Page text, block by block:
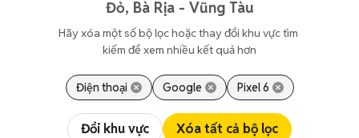
Đỏ, Bà Rịa - Vũng Tàu
Hãy xóa một số bộ lọc hoặc thay đổi khu vực tìm
kiếm để xem nhiều kết quả hơn
Điện thoại Google Pixel 6
Đổi khu vực Xóa tất cả bộ lọc